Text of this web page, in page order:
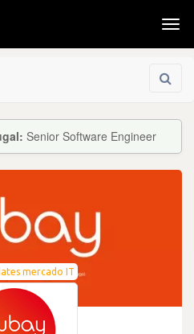
Senior Software Engineer
mercado IT